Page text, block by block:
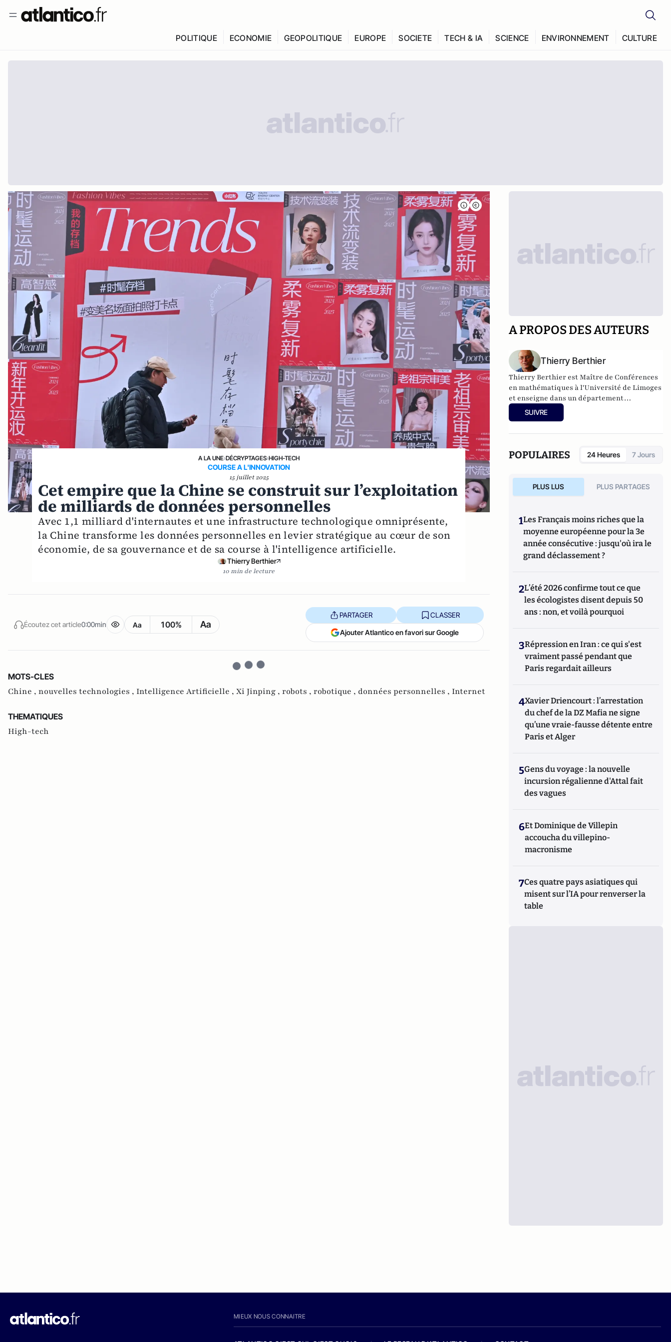
POLITIQUE ECONOMIE GEOPOLITIQUE EUROPE SOCIETE TECH & IA SCIENCE ENVIRONNEMENT CULTURE
A LA UNE›DÉCRYPTAGES›HIGH-TECH
COURSE A L'INNOVATION
15 juillet 2025
Cet empire que la Chine se construit sur l’exploitation
de milliards de données personnelles
Avec 1,1 milliard d'internautes et une infrastructure technologique omniprésente,
la Chine transforme les données personnelles en levier stratégique au cœur de son
économie, de sa gouvernance et de sa course à l'intelligence artificielle.
Thierry Berthier
10 min de lecture
Écoutez cet article0:00min Aa 100% Aa
PARTAGER CLASSER
Ajouter Atlantico en favori sur Google
MOTS-CLES
Chine , nouvelles technologies , Intelligence Artificielle , Xi Jinping , robots , robotique , données personnelles , Internet
THEMATIQUES
High-tech
A PROPOS DES AUTEURS
Thierry Berthier
Thierry Berthier est Maître de Conférences
en mathématiques à l'Université de Limoges
et enseigne dans un département
informatique. Il est chercheur au sein de la
Chaire de cybersécurité & cyberdéfense
SUIVRE
POPULAIRES 24 Heures 7 Jours
PLUS LUS PLUS PARTAGES
1Les Français moins riches que la
moyenne européenne pour la 3e
année consécutive : jusqu'où ira le
grand déclassement ?
2L’été 2026 confirme tout ce que
les écologistes disent depuis 50
ans : non, et voilà pourquoi
3Répression en Iran : ce qui s'est
vraiment passé pendant que
Paris regardait ailleurs
4Xavier Driencourt : l’arrestation
du chef de la DZ Mafia ne signe
qu’une vraie-fausse détente entre
Paris et Alger
5Gens du voyage : la nouvelle
incursion régalienne d'Attal fait
des vagues
6Et Dominique de Villepin
accoucha du villepino-
macronisme
7Ces quatre pays asiatiques qui
misent sur l’IA pour renverser la
table
MIEUX NOUS CONNAITRE